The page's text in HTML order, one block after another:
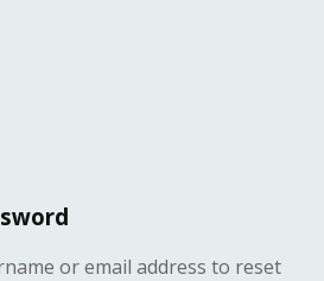
or email address to reset